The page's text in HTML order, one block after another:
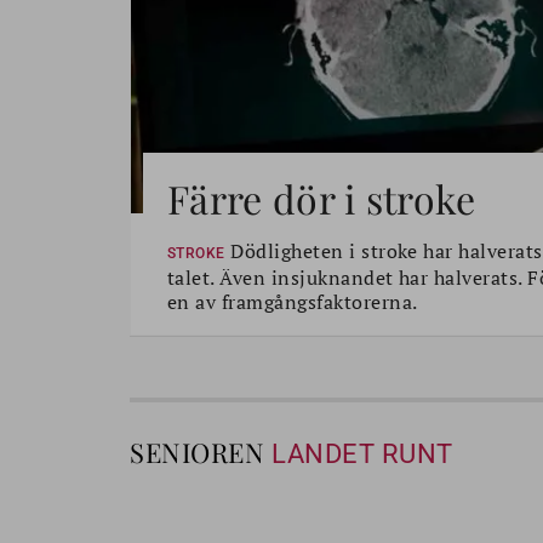
Färre dör i stroke
STROKE Dödligheten i stroke har
talet. Även insjuknandet har halverats.
en av framgångsfaktorerna.
SENIOREN LANDET RUNT